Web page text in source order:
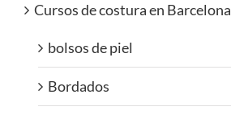
Cursos de costura en Barcelona
bolsos de piel
Bordados